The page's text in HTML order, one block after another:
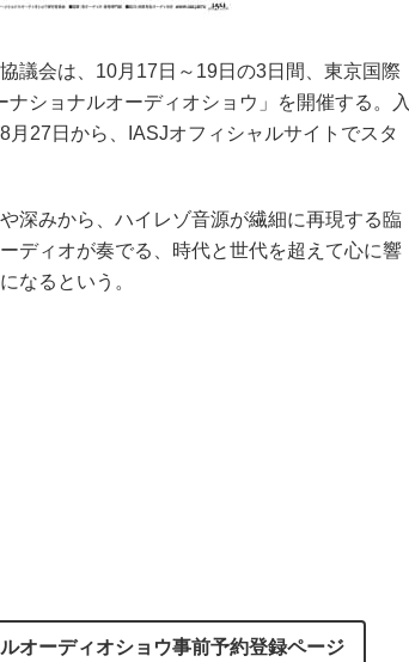
議会は、10月17日～19日の3日間、東京国際
ショナルオーディオショウ」を開催する。入
27日から、IASJオフィシャルサイトでスタ
深みから、ハイレゾ音源が繊細に再現する臨
ディオが奏でる、時代と世代を超えて心に響
なるという。
オーディオショウ事前予約登録ページ